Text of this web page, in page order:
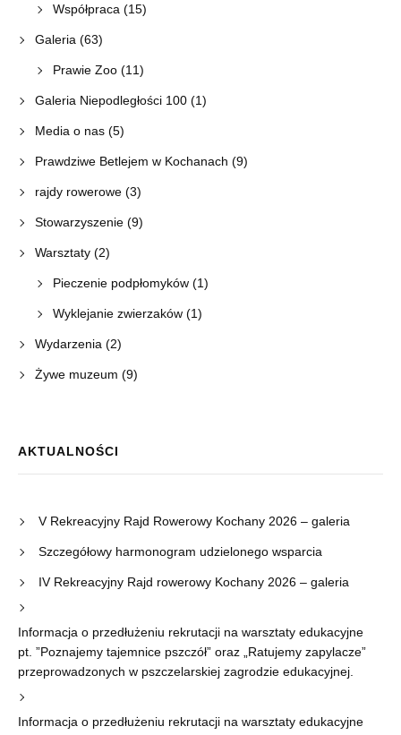
Współpraca (15)
Galeria (63)
Prawie Zoo(11)
Galeria Niepodległości 100(1)
Media o nas(5)
Prawdziwe Betlejem w Kochanach (9)
rajdy rowerowe(3)
Stowarzyszenie(9)
Warsztaty(2)
Pieczenie podpłomyków(1)
Wyklejanie zwierzaków(1)
Wydarzenia (2)
Żywe muzeum (9)
AKTUALNOŚCI
V Rekreacyjny Rajd Rowerowy Kochany 2026 – galeria
Szczegółowy harmonogram udzielonego wsparcia
IV Rekreacyjny Rajd rowerowy Kochany 2026 – galeria
Informacja o przedłużeniu rekrutacji na warsztaty edukacyjne
pt. ”Poznajemy tajemnice pszczół” oraz „Ratujemy zapylacze”
przeprowadzonych w pszczelarskiej zagrodzie edukacyjnej.
Informacja o przedłużeniu rekrutacji na warsztaty edukacyjne